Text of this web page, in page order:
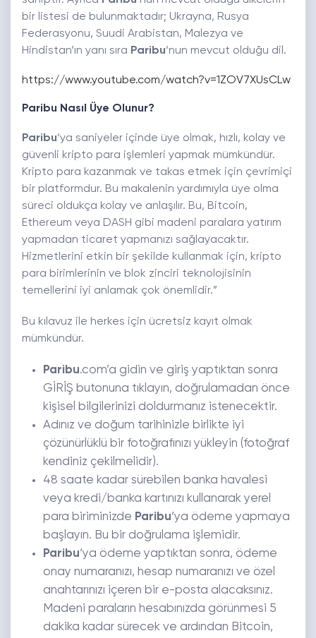
bir listesi de bulunmaktadır; Ukrayna, Rusya
Federasyonu, Suudi Arabistan, Malezya ve
Hindistan’ın yanı sıra Paribu‘nun mevcut olduğu dil.
https://www.youtube.com/watch?v=1ZOV7XUsCLw
Paribu Nasıl Üye Olunur?
Paribu‘ya saniyeler içinde üye olmak, hızlı, kolay ve
güvenli kripto para işlemleri yapmak mümkündür.
Kripto para kazanmak ve takas etmek için çevrimiçi
bir platformdur. Bu makalenin yardımıyla üye olma
süreci oldukça kolay ve anlaşılır. Bu, Bitcoin,
Ethereum veya DASH gibi madeni paralara yatırım
yapmadan ticaret yapmanızı sağlayacaktır.
Hizmetlerini etkin bir şekilde kullanmak için, kripto
para birimlerinin ve blok zinciri teknolojisinin
temellerini iyi anlamak çok önemlidir.”
Bu kılavuz ile herkes için ücretsiz kayıt olmak
mümkündür.
Paribu.com’a gidin ve giriş yaptıktan sonra
GİRİŞ butonuna tıklayın, doğrulamadan önce
kişisel bilgilerinizi doldurmanız istenecektir.
Adınız ve doğum tarihinizle birlikte iyi
çözünürlüklü bir fotoğrafınızı yükleyin (fotoğraf
kendiniz çekilmelidir).
48 saate kadar sürebilen banka havalesi
veya kredi/banka kartınızı kullanarak yerel
para biriminizde Paribu‘ya ödeme yapmaya
başlayın. Bu bir doğrulama işlemidir.
Paribu‘ya ödeme yaptıktan sonra, ödeme
onay numaranızı, hesap numaranızı ve özel
anahtarınızı içeren bir e-posta alacaksınız.
Madeni paraların hesabınızda görünmesi 5
dakika kadar sürecek ve ardından Bitcoin,